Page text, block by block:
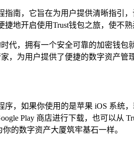
指南，它旨在为用户提供清晰指引
地开启使用Trust钱包之旅，使不
代，拥有一个安全可靠的加密钱
，为用户提供了便捷的数字资产管
序，如果你使用的是苹果 iOS 系统
Play 商店进行下载，也可以从
的数字资产大厦筑牢基石一样。